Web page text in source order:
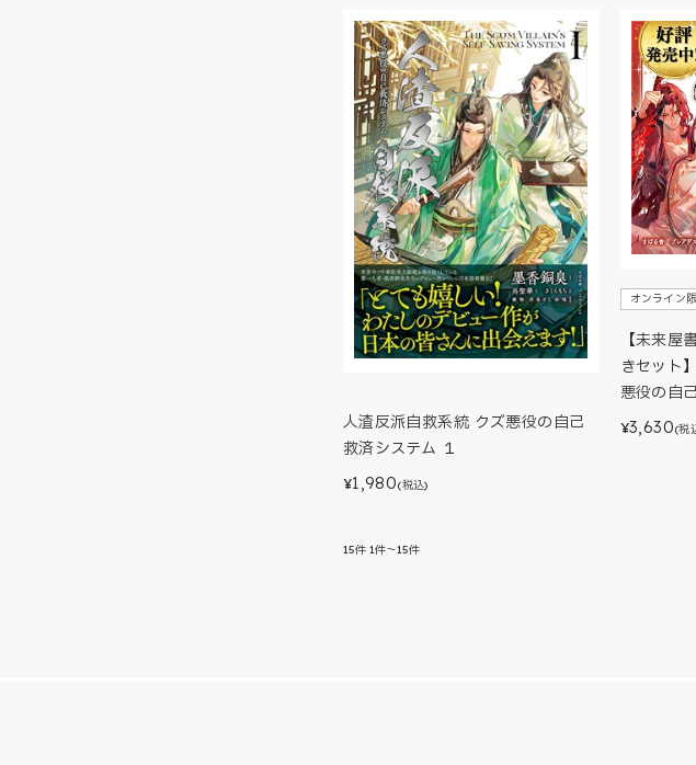
人渣反派自救系統 クズ悪役の自己
救済システム １
¥1,980(税込)
オンライン
【未来屋
きセット
悪役の自
¥3,630(税
15件 1件～15件